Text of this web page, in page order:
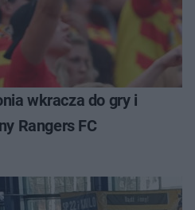
wkracza do gry i
Rangers FC